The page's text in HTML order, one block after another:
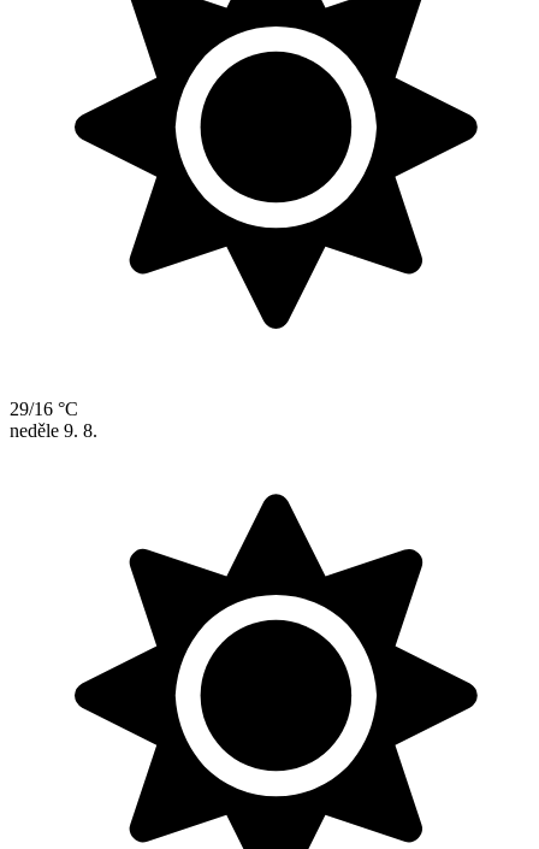
29/16 °C
neděle 9. 8.